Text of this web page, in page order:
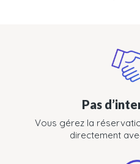
Pas
Vous gérez la
directement